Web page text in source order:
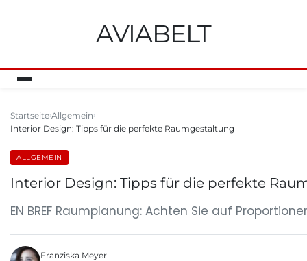
AVIABELT
Startseite Allgemein
Interior Design: Tipps für die perfekte Raumgestaltung
ALLGEMEIN
Interior Design: Tipps für die perfekte
EN BREF Raumplanung: Achten Sie auf
Franziska Meyer